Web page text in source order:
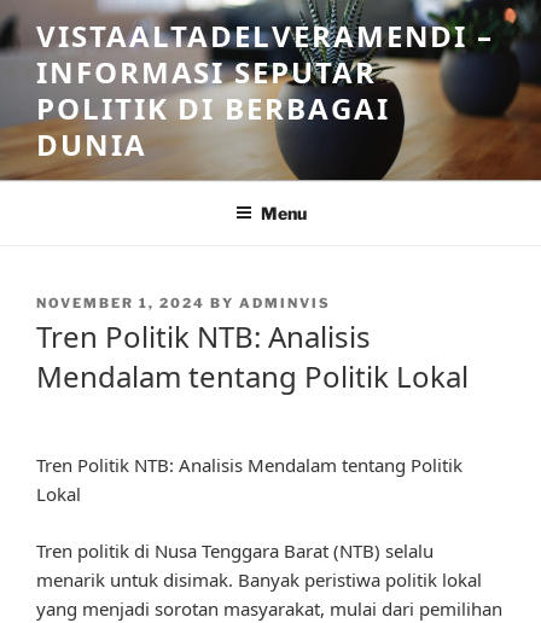
Skip
to
content
VISTAALTADELVERAMENDI –
INFORMASI SEPUTAR
POLITIK DI BERBAGAI
DUNIA
Menu
POSTED
NOVEMBER 1, 2024 BY ADMINVIS
Tren Politik NTB: Analisis
Mendalam tentang Politik Lokal
Tren Politik NTB: Analisis Mendalam tentang Politik
Lokal
Tren politik di Nusa Tenggara Barat (NTB) selalu
menarik untuk disimak. Banyak peristiwa politik lokal
yang menjadi sorotan masyarakat, mulai dari pemilihan